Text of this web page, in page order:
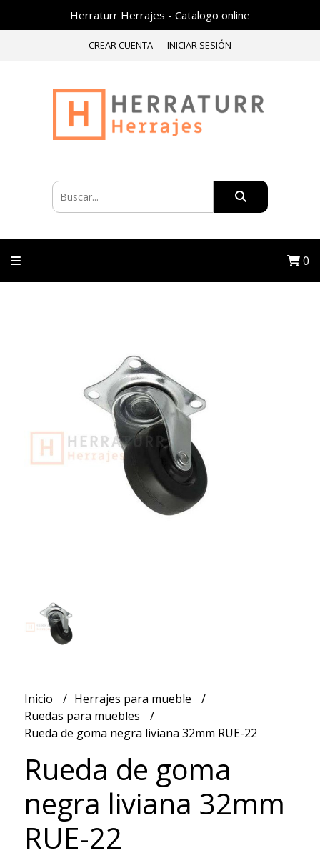
Herraturr Herrajes - Catalogo online
CREAR CUENTA INICIAR SESIÓN
0
Inicio
Herrajes para mueble
Ruedas para muebles
Rueda de goma negra liviana 32mm RUE-22
Rueda de goma
negra liviana 32mm
RUE-22